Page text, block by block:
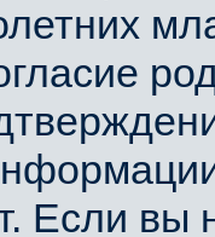
Если вы